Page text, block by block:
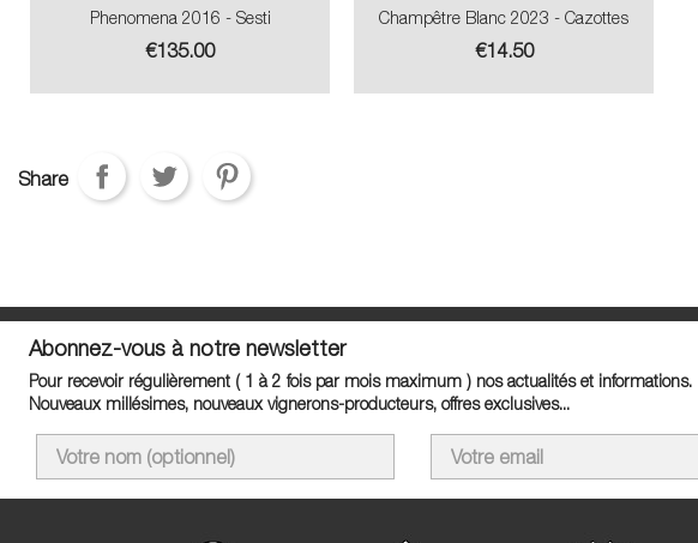
Phenomena 2016 - Sesti
Price
€135.00
Champêtre Blanc 2023 - Cazottes
Price
€14.50
Share
Abonnez-vous à notre newsletter
Pour recevoir régulièrement ( 1 à 2 fois par mois maximum ) nos actualités et informations.
Nouveaux millésimes, nouveaux vignerons-producteurs, offres exclusives...